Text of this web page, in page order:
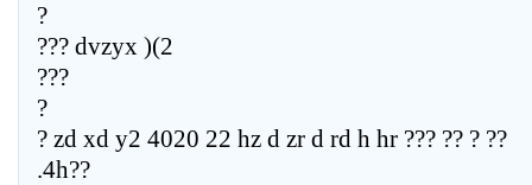
?
??? dvzyx )(2
???
?
? zd xd y2 4020 22 hz d zr d rd h hr ??? ?? ? ??
.4h??